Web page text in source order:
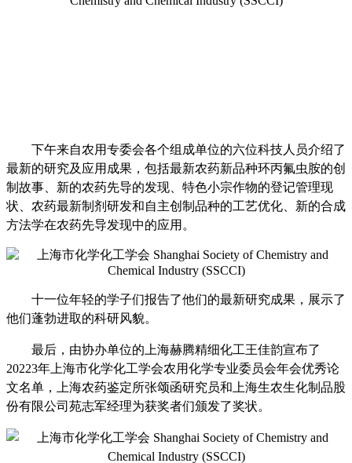
下午来自农用专委会各个组成单位的六位科技人员介绍了
最新的研究及应用成果，包括最新农药新品种环丙氟虫胺的创
制故事、新的农药先导的发现、特色小宗作物的登记管理现
状、农药最新制剂研发和自主创制品种的工艺优化、新的合成
方法学在农药先导发现中的应用。
十一位年轻的学子们报告了他们的最新研究成果，展示了
他们蓬勃进取的科研风貌。
最后，由协办单位的上海赫腾精细化工王佳韵宣布了
20223年上海市化学化工学会农用化学专业委员会年会优秀论
文名单，上海农药鉴定所张颂函研究员和上海生农生化制品股
份有限公司苑志军经理为获奖者们颁发了奖状。